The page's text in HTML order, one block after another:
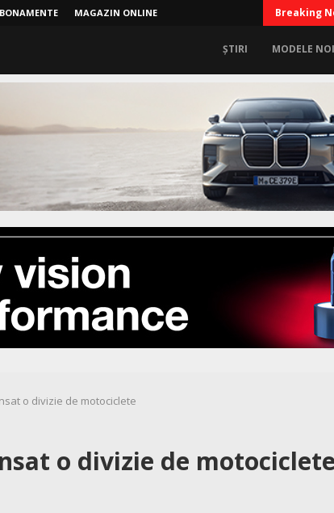
MAGAZIN ONLINE Breaking
ȘTIRI MODELE NOI
o divizie de motociclete
o divizie de motociclete